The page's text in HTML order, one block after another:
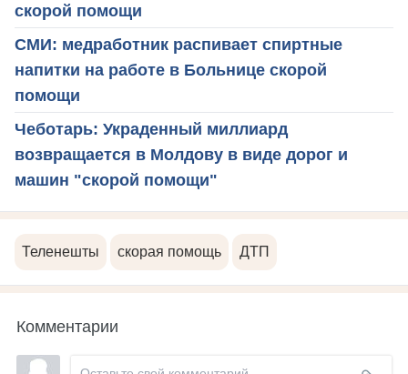
скорой помощи
СМИ: медработник распивает спиртные
напитки на работе в Больнице скорой
помощи
Чеботарь: Украденный миллиард
возвращается в Молдову в виде дорог и
машин "скорой помощи"
Теленешты скорая помощь ДТП
Комментарии